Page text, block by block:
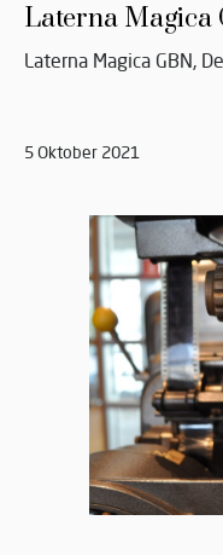
Laterna Magica
Laterna Magica GBN,
5 Oktober 2021